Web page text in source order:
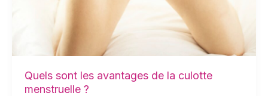
Quels sont les avantages de la culotte
menstruelle ?
menstruelle